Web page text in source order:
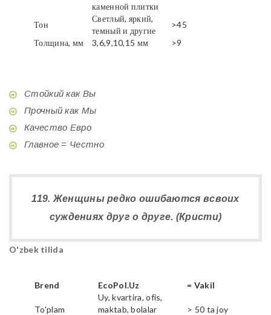
каменной плитки
Тон
Светлый, яркий,
темный и другие
>45
Толщина, мм
3,6,9,10,15 мм >9
Стойкий как Вы
Прочный как Мы
Качество Евро
Главное = Честно
119. Женщины редко ошибаются всвоих
суждениях друг о друге. (Кристи)
O'zbek tilida
Brend EcoPol.Uz = Vakil
To'plam
Uy, kvartira, ofis,
maktab, bolalar
> 50 ta joy